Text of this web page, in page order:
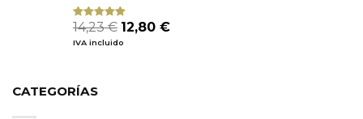
Valorado
con
de 5
14,23€ El
precio
12,80 €El
IVA incluido
CATEGORÍAS